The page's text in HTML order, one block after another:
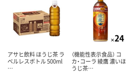
アサヒ飲料 ほうじ茶 ラ
ベルレスボトル 500ml
…
（機能性表示食品） コ
カ・コーラ 綾鷹 濃いほ
うじ茶…